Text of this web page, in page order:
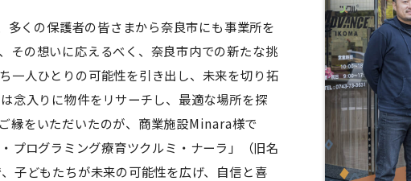
くの保護者の皆さまから奈良市にも事業所を
その想いに応えるべく、奈良市内での新たな挑
一人ひとりの可能性を引き出し、未来を切り拓
念入りに物件をリサーチし、最適な場所を探
縁をいただいたのが、商業施設Minara様で
ログラミング療育ツクルミ・ナーラ」（旧名
子どもたちが未来の可能性を広げ、自信と喜